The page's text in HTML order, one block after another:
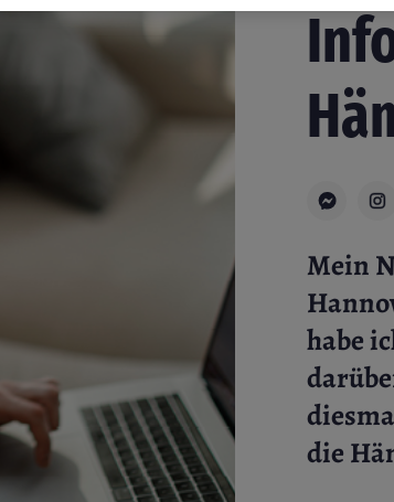
Mein
habe
die